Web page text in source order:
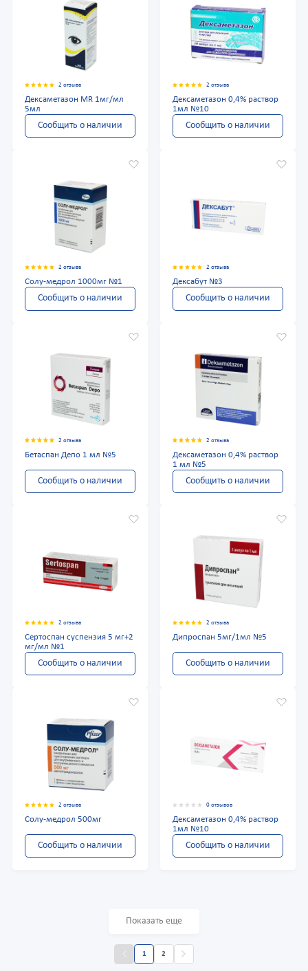
2 отзыва
Дексаметазон MR 1мг/мл
5мл
Сообщить о наличии
2 отзыва
Дексаметазон 0,4% раствор
1мл №10
Сообщить о наличии
2 отзыва
Солу-медрол 1000мг №1
Сообщить о наличии
2 отзыва
Дексабут №3
Сообщить о наличии
2 отзыва
Бетаспан Депо 1 мл №5
Сообщить о наличии
2 отзыва
Дексаметазон 0,4% раствор
1 мл №5
Сообщить о наличии
2 отзыва
Сертоспан суспензия 5 мг+2
мг/мл №1
Сообщить о наличии
2 отзыва
Дипроспан 5мг/1мл №5
Сообщить о наличии
2 отзыва
Солу-медрол 500мг
Сообщить о наличии
0 отзывов
Дексаметазон 0,4% раствор
1мл №10
Сообщить о наличии
Показать еще
1 2